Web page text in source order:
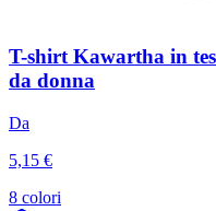
T-shirt Kawartha in
da donna
Da
5,15 €
8 colori